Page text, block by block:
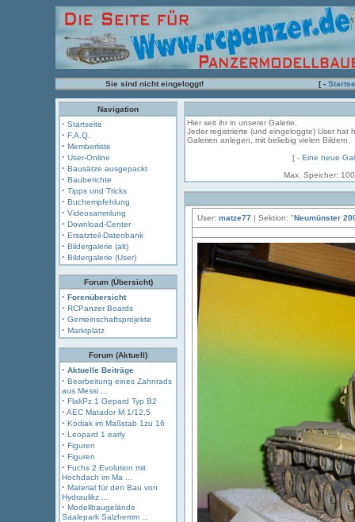
Sie sind nicht eingeloggt! [ -
Navigation
· Startseite
· F.A.Q.
· Memberliste
· User-Online
· Bausätze ausgepackt
· Bauberichte
· Tipps und Tricks
· Buchempfehlung
· Videosammlung
· Download-Center
· Ersatzteil-Datenbank
· Bildergalerie (alt)
· Bildergalerie (User)
Forum (Übersicht)
· Forenübersicht
· RCPanzer Boards
· Gemeinschaftsprojekte
· Marktplatz
Forum (Aktuell)
· Aktuelle Beiträge
· Bearbeitung eines Zahnrads
aus Messi ...
· FlakPz 1 Gepard Typ B2
· AEC Matador M 1/12,5
· Kodiak im Maßstab 1zu 16
· Leopard 1 early
· Figuren
· Figuren
· Fuchs 2 Evolution mit
Hochdach im Ma ...
· Material für den Bau von
Hydraulikz ...
· Modellbaugelände
Saalepark Salzhemm ...
Hier seit ihr in unserer Galerie.
Jeder registrierte (und eingeloggte) User hat
Galerien anlegen, mit beliebig vielen Bildern.
[ - Eine neue
Max. Speicher:
User: matze77 | Sektion: "Neumünster